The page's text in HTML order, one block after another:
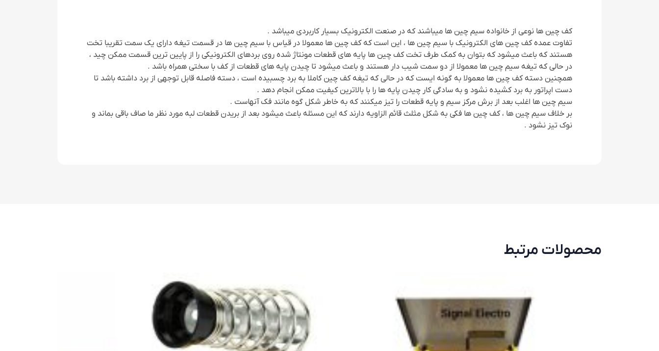
کف چین ها نوعی از خانواده سیم چین ها میباشند که در صنعت الکترونیک بسیار کاربردی میباشد .
تفاوت عمده کف چین های الکترونیک با سیم چین ها ، این است که کف چین ها معمولا در قیاس با سیم چین ها در قسمت تیغه دارای یک سمت تقریبا تخت
هستند که باعث میشود که بتوان به کمک طرف تخت کف چین ها پایه های قطعات مونتاژ شده روی بردهای الکترونیکی را از پایین ترین قسمت ممکن چید ،
در حالی که تیغه سیم چین ها معمولا از دو سمت شیب دار هستند و باعث میشود تا چیدن پایه های قطعات از کف با سختی همراه باشد .
همچنین دسته کف چین ها معمولا به گونه ایست که در حالی که تیغه کف چین کاملا به برد چسبیده است ، دسته فاصله قابل توجهی از برد داشته باشد تا
دست اپراتور به برد کشیده نشود و به سادگی کار چیدن پایه ها را با بالاترین کیفیت ممکن انجام دهد .
سیم چین ها اغلب بعد از برش مرکز سیم و پایه قطعات را تیز میکنند که به خاطر شکل گوه مانند فک آنهاست .
بر خلاف سیم چین ها ، کف چین ها فکی به شکل مثلث قائم الزاویه دارند که این مسئله باعث میشود بعد از بریدن قطعات لبه مورد نظر ما صاف باقی بماند و
نوک تیز نشود .
محصولات مرتبط